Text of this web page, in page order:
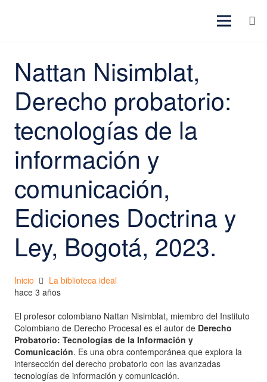
Nattan Nisimblat,
Derecho probatorio:
tecnologías de la
información y
comunicación,
Ediciones Doctrina y
Ley, Bogotá, 2023.
Inicio
La biblioteca ideal
hace 3 años
El profesor colombiano Nattan Nisimblat, miembro del Instituto
Colombiano de Derecho Procesal es el autor de Derecho
Probatorio: Tecnologías de la Información y
Comunicación. Es una obra contemporánea que explora la
intersección del derecho probatorio con las avanzadas
tecnologías de información y comunicación.